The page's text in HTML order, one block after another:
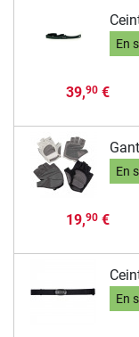
En
39,90€
En
19,90€
En